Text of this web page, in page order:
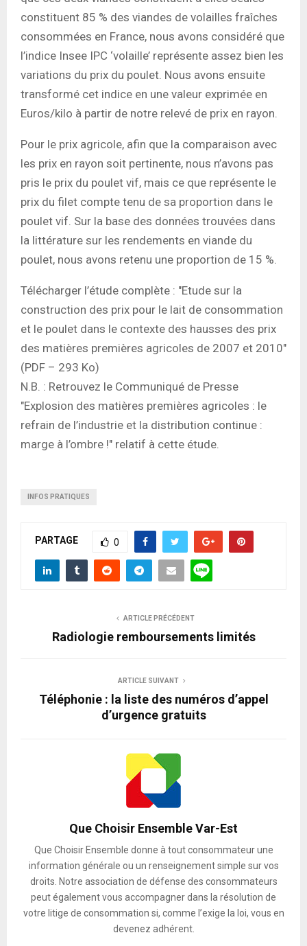
constituent 85 % des viandes de volailles fraîches
consommées en France, nous avons considéré que
l’indice Insee IPC ‘volaille’ représente assez bien les
variations du prix du poulet. Nous avons ensuite
transformé cet indice en une valeur exprimée en
Euros/kilo à partir de notre relevé de prix en rayon.
Pour le prix agricole, afin que la comparaison avec
les prix en rayon soit pertinente, nous n’avons pas
pris le prix du poulet vif, mais ce que représente le
prix du filet compte tenu de sa proportion dans le
poulet vif. Sur la base des données trouvées dans
la littérature sur les rendements en viande du
poulet, nous avons retenu une proportion de 15 %.
Télécharger l’étude complète : "Etude sur la
construction des prix pour le lait de consommation
et le poulet dans le contexte des hausses des prix
des matières premières agricoles de 2007 et 2010"
(PDF – 293 Ko)
N.B. : Retrouvez le Communiqué de Presse
"Explosion des matières premières agricoles : le
refrain de l’industrie et la distribution continue :
marge à l’ombre !" relatif à cette étude.
INFOS PRATIQUES
PARTAGE 0
ARTICLE PRÉCÉDENT
Radiologie remboursements limités
ARTICLE SUIVANT
Téléphonie : la liste des numéros d’appel
d’urgence gratuits
Que Choisir Ensemble Var-Est
Que Choisir Ensemble donne à tout consommateur une
information générale ou un renseignement simple sur vos
droits. Notre association de défense des consommateurs
peut également vous accompagner dans la résolution de
votre litige de consommation si, comme l’exige la loi, vous en
devenez adhérent.